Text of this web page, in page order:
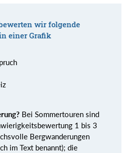
wir folgende
einer Grafik
Bei Sommertouren sind
1 bis 3
Bergwanderungen
im Text benannt); die